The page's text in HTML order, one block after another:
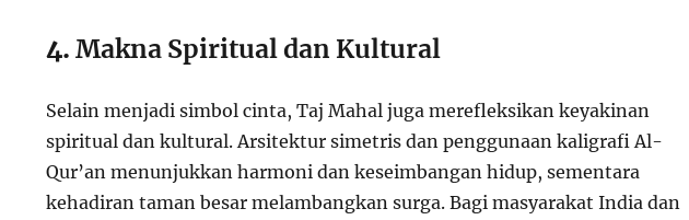
4. Makna Spiritual dan Kultural
Selain menjadi simbol cinta, Taj Mahal juga merefleksikan keyakinan
spiritual dan kultural. Arsitektur simetris dan penggunaan kaligrafi Al-
Qur’an menunjukkan harmoni dan keseimbangan hidup, sementara
kehadiran taman besar melambangkan surga. Bagi masyarakat India dan